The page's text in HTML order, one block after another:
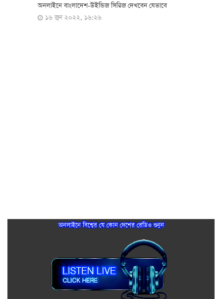
অনলাইনে বাংলাদেশ-উইন্ডিজ সিরিজ দেখবেন যেভাবে
১৬ জুন ২০২২, ১৬:২৬
অনলাইনে বিশ্বের যে কোন দেশের রেডিও শুনুন